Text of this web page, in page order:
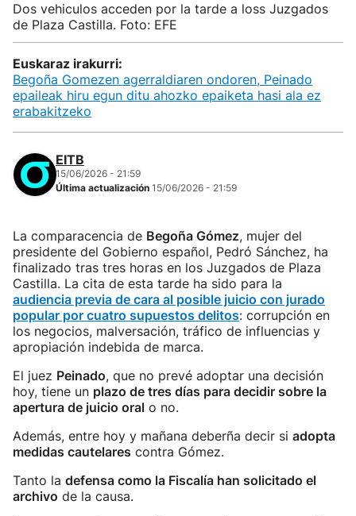
Dos vehiculos acceden por la tarde a loss Juzgados
de Plaza Castilla. Foto: EFE
Euskaraz irakurri:
Begoña Gomezen agerraldiaren ondoren, Peinado
epaileak hiru egun ditu ahozko epaiketa hasi ala ez
erabakitzeko
EITB
15/06/2026 - 21:59
Última actualización 15/06/2026 - 21:59
La comparacencia de Begoña Gómez, mujer del
presidente del Gobierno español, Pedró Sánchez, ha
finalizado tras tres horas en los Juzgados de Plaza
Castilla. La cita de esta tarde ha sido para la
audiencia previa de cara al posible juicio con jurado
popular por cuatro supuestos delitos: corrupción en
los negocios, malversación, tráfico de influencias y
apropiación indebida de marca.
El juez Peinado, que no prevé adoptar una decisión
hoy, tiene un plazo de tres días para decidir sobre la
apertura de juicio oral o no.
Además, entre hoy y mañana deberña decir si adopta
medidas cautelares contra Gómez.
Tanto la defensa como la Fiscalía han solicitado el
archivo de la causa.